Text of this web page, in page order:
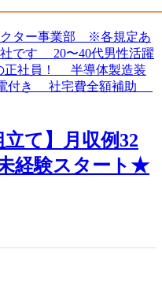
立て】月収例32
経験スタート★